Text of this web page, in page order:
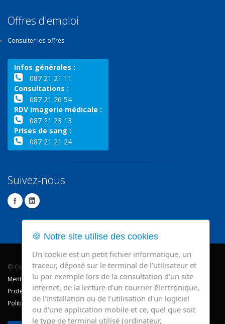
Offres d'emploi
Consulter les offres
Infos générales :
087 21 21 11
Consultations :
087 21 26 54
RDV imagerie médicale :
087 21 23 13
Prises de sang :
087 21 21 24
Suivez-nous
© Copyright 2026 - CHR Verviers.
Mentions légales
Protection des données
Politique de cookie
🍪 Notre site utilise des cookies
Un cookie est un petit fichier informatique, un
traceur, déposé sur le terminal de l’utilisateur et
lu par exemple lors de la consultation d'un site
internet, de la lecture d'un courrier électronique,
de l'installation ou de l'utilisation d'un logiciel
ou d'une application mobile et ce, quel que soit
le type de terminal utilisé (ordinateur,